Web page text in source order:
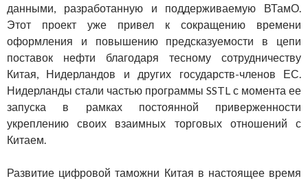
данными, разработанную и поддерживаемую ВТамО.
Этот проект уже привел к сокращению времени
оформления и повышению предсказуемости в цепи
поставок нефти благодаря тесному сотрудничеству
Китая, Нидерландов и других государств-членов ЕС.
Нидерланды стали частью программы SSTL с момента ее
запуска в рамках постоянной приверженности
укреплению своих взаимных торговых отношений с
Китаем.
Развитие цифровой таможни Китая в настоящее время